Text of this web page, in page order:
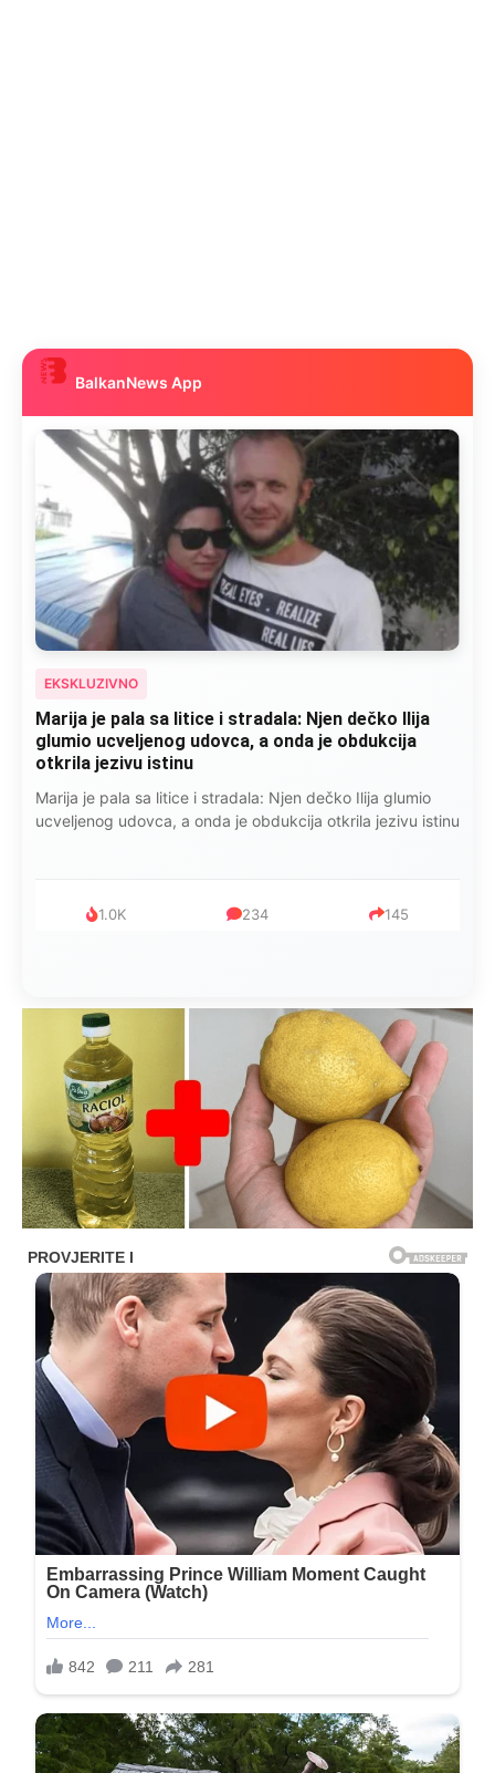
BalkanNews App
EKSKLUZIVNO
Marija je pala sa litice i stradala: Njen dečko Ilija
glumio ucveljenog udovca, a onda je obdukcija
otkrila jezivu istinu
Marija je pala sa litice i stradala: Njen dečko Ilija glumio
ucveljenog udovca, a onda je obdukcija otkrila jezivu istinu
1.0K 234 145